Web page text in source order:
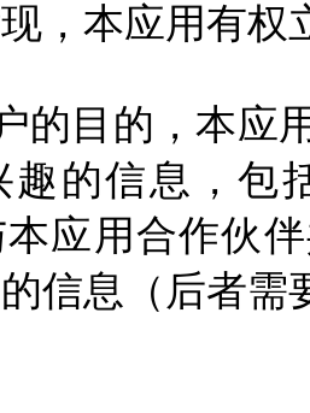
，本应用有权
的目的，本应
趣的信息，包
应用合作伙
信息（后者需